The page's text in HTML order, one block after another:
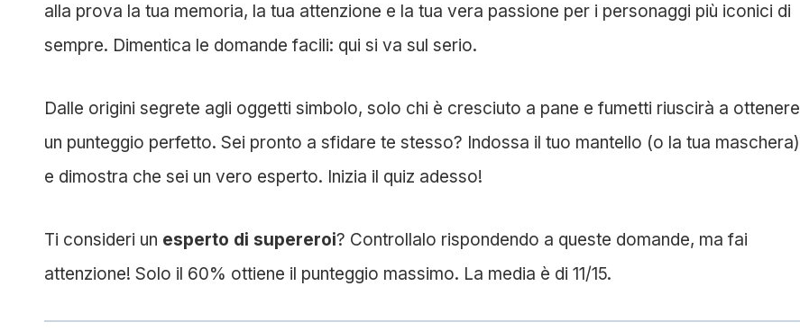
alla prova la tua memoria, la tua attenzione e la tua vera passione per i personaggi più iconici di
sempre. Dimentica le domande facili: qui si va sul serio.
Dalle origini segrete agli oggetti simbolo, solo chi è cresciuto a pane e fumetti riuscirà a ottenere
un punteggio perfetto. Sei pronto a sfidare te stesso? Indossa il tuo mantello (o la tua maschera)
e dimostra che sei un vero esperto. Inizia il quiz adesso!
Ti consideri un esperto di supereroi? Controllalo rispondendo a queste domande, ma fai
attenzione! Solo il 60% ottiene il punteggio massimo. La media è di 11/15.